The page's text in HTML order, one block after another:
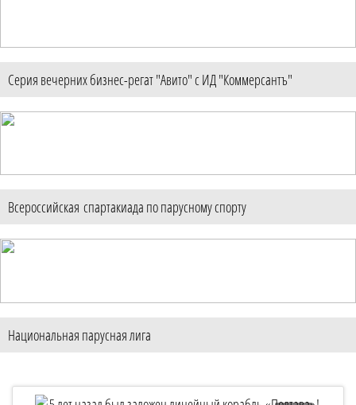
Серия вечерних бизнес-регат "Авито" с ИД "Коммерсантъ"
Всероссийская спартакиада по парусному спорту
Национальная парусная лига